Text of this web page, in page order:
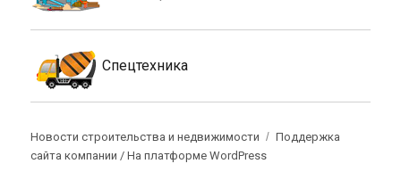
Спецтехника
Новости строительства и недвижимости
Поддержка
сайта компании /На платформе WordPress